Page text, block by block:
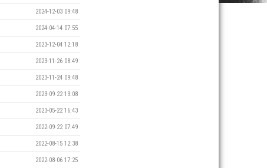
2024-12-03 09:48
2024-04-14 07:55
2023-12-04 12:18
2023-11-26 08:49
2023-11-24 09:48
2023-09-22 13:08
2023-05-22 16:43
2022-09-22 07:49
2022-08-15 12:38
2022-08-06 17:25